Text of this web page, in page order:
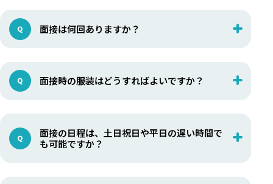
面接は何回ありますか？
面接時の服装はどうすればよいですか？
面接の日程は、土日祝日や平日の遅い時間で
も可能ですか？